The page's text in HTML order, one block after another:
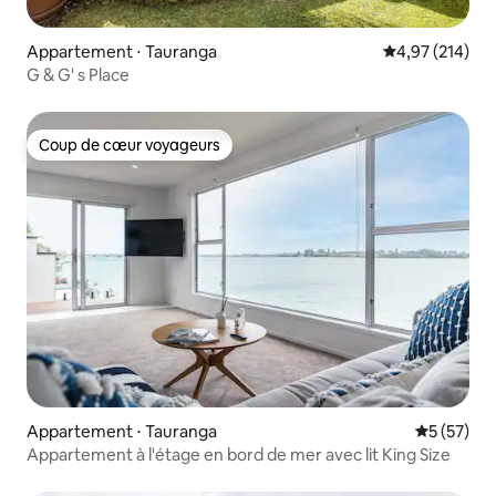
Appartement ⋅ Tauranga Évaluation
4,97 (214)
G & G' s Place
Coup de cœur voyageurs
Coup de cœur voyageurs
Appartement ⋅ Tauranga
5 (57)
Appartement à l'étage en bord de mer avec lit King Size